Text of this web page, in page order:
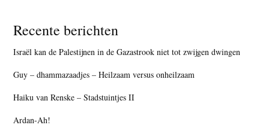
Recente berichten
Israël kan de Palestijnen in de Gazastrook niet tot zwijgen dwingen
Guy – dhammazaadjes – Heilzaam versus onheilzaam
Haiku van Renske – Stadstuintjes II
Ardan-Ah!